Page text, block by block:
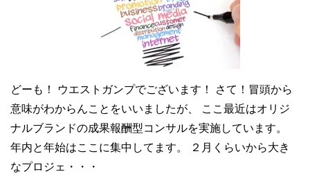
どーも！ ウエストガンプでございます！ さて！冒頭から
意味がわからんことをいいましたが、 ここ最近はオリジ
ナルブランドの成果報酬型コンサルを実施しています。
年内と年始はここに集中してます。 ２月くらいから大き
なプロジェ・・・